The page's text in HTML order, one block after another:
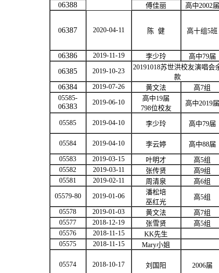
06388 傅佳丽 高中2002届
06387 2020-04-11 陈 健 高十组5班
06386 2019-11-19 李少玲 高中79届
06385 2019-10-23
20191018苏世洪校友演唱会
款
06384 2019-07-26 黄文法 高7组
05585-
06383 2019-06-10
高中19届
798位校友
高中2019届
05585 2019-04-10 李少玲 高中79届
05584 2019-04-10 李云婷 高中88届
05583
2019-03-15 叶明才 高5组
05582
2019-03-11 张传贤 高9组
05581
2019-02-11 周清泉 高6组
05579-80
2019-01-06
潘松培
巫红光
高5组
05578
2019-01-03 黄文法 高7组
05577
2018-12-19 张雪贤 高5组
05576
2018-11-15 KK先生
05575
2018-11-15 Mary小姐
05574 2018-10-17 刘国阳 2006届